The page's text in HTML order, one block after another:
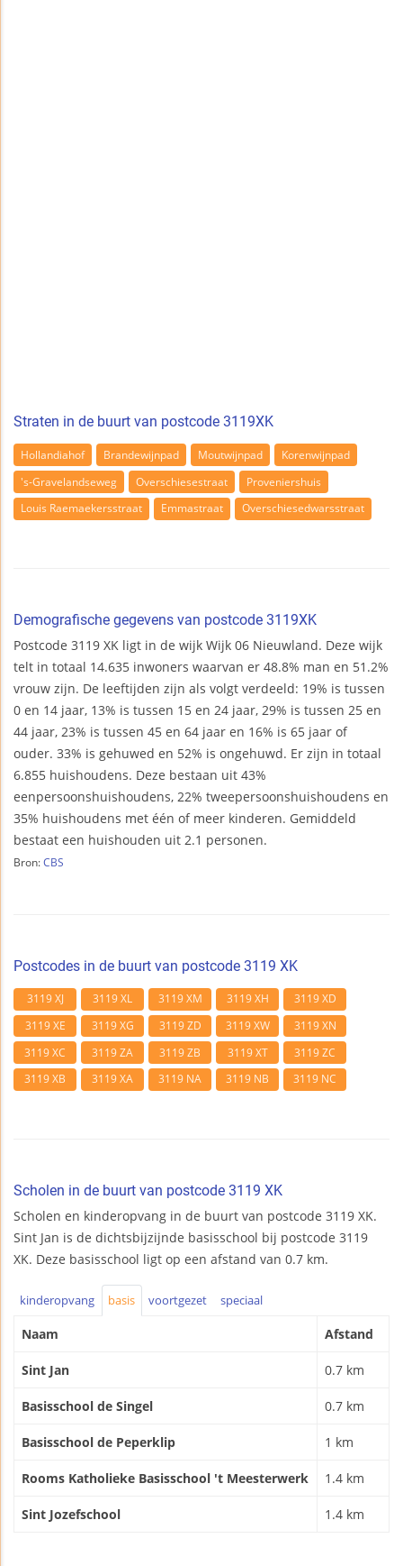
Straten in de buurt van postcode 3119XK
Hollandiahof Brandewijnpad Moutwijnpad
Korenwijnpad
's-Gravelandseweg
Overschiesestraat
Proveniershuis
Louis Raemaekersstraat
Emmastraat Overschiesedwarsstraat
Demografische gegevens van postcode 3119XK
Postcode 3119 XK ligt in de wijk Wijk 06 Nieuwland. Deze wijk
telt in totaal 14.635 inwoners waarvan er 48.8% man en 51.2%
vrouw zijn. De leeftijden zijn als volgt verdeeld: 19% is tussen
0 en 14 jaar, 13% is tussen 15 en 24 jaar, 29% is tussen 25 en
44 jaar, 23% is tussen 45 en 64 jaar en 16% is 65 jaar of
ouder. 33% is gehuwed en 52% is ongehuwd. Er zijn in totaal
6.855 huishoudens. Deze bestaan uit 43%
eenpersoonshuishoudens, 22% tweepersoonshuishoudens en
35% huishoudens met één of meer kinderen. Gemiddeld
bestaat een huishouden uit 2.1 personen.
Bron: CBS
Postcodes in de buurt van postcode 3119 XK
3119 XJ 3119 XL 3119 XM 3119 XH
3119 XD
3119 XE
3119 XG 3119 ZD 3119 XW
3119 XN
3119 XC
3119 ZA 3119 ZB 3119 XT
3119 ZC
3119 XB
3119 XA 3119 NA 3119 NB 3119 NC
Scholen in de buurt van postcode 3119 XK
Scholen en kinderopvang in de buurt van postcode 3119 XK.
Sint Jan is de dichtsbijzijnde basisschool bij postcode 3119
XK. Deze basisschool ligt op een afstand van 0.7 km.
kinderopvang basis voortgezet speciaal
Naam Afstand
Sint Jan 0.7 km
Basisschool de Singel 0.7 km
Basisschool de Peperklip 1 km
Rooms Katholieke Basisschool 't Meesterwerk 1.4 km
Sint Jozefschool 1.4 km